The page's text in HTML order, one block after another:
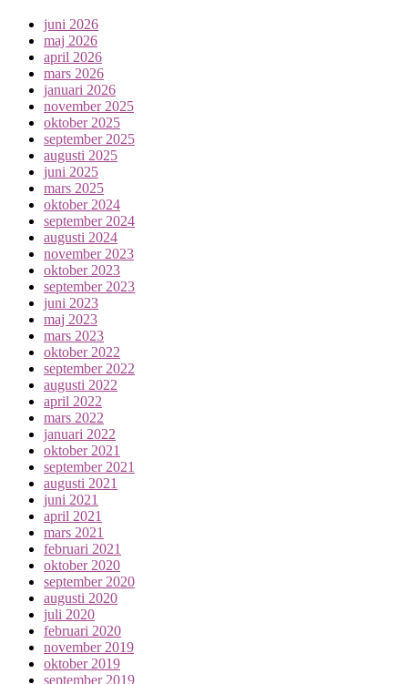
juni 2026
maj 2026
april 2026
mars 2026
januari 2026
november 2025
oktober 2025
september 2025
augusti 2025
juni 2025
mars 2025
oktober 2024
september 2024
augusti 2024
november 2023
oktober 2023
september 2023
juni 2023
maj 2023
mars 2023
oktober 2022
september 2022
augusti 2022
april 2022
mars 2022
januari 2022
oktober 2021
september 2021
augusti 2021
juni 2021
april 2021
mars 2021
februari 2021
oktober 2020
september 2020
augusti 2020
juli 2020
februari 2020
november 2019
oktober 2019
september 2019